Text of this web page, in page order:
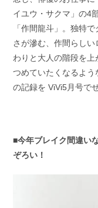
イユウ・サクマ」の4
「作間龍斗」。独特
さが滲む、作間らし
わりと大人の階段を
つめていたくなるよ
の記録を ViVi5月号で
■今年ブレイク間違い
ぞろい！